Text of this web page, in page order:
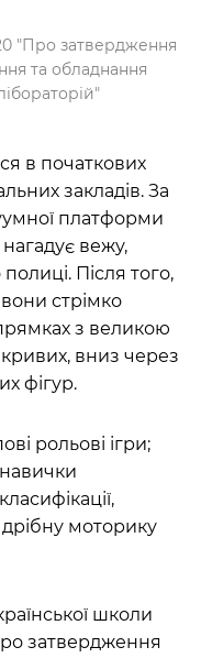
"Про затвердження
та обладнання
в початкових
закладів. За
платформи
вежу,
Після того,
стрімко
з великою
вниз через
фігур.
рольові ігри;
дрібну моторику
школи
затвердження